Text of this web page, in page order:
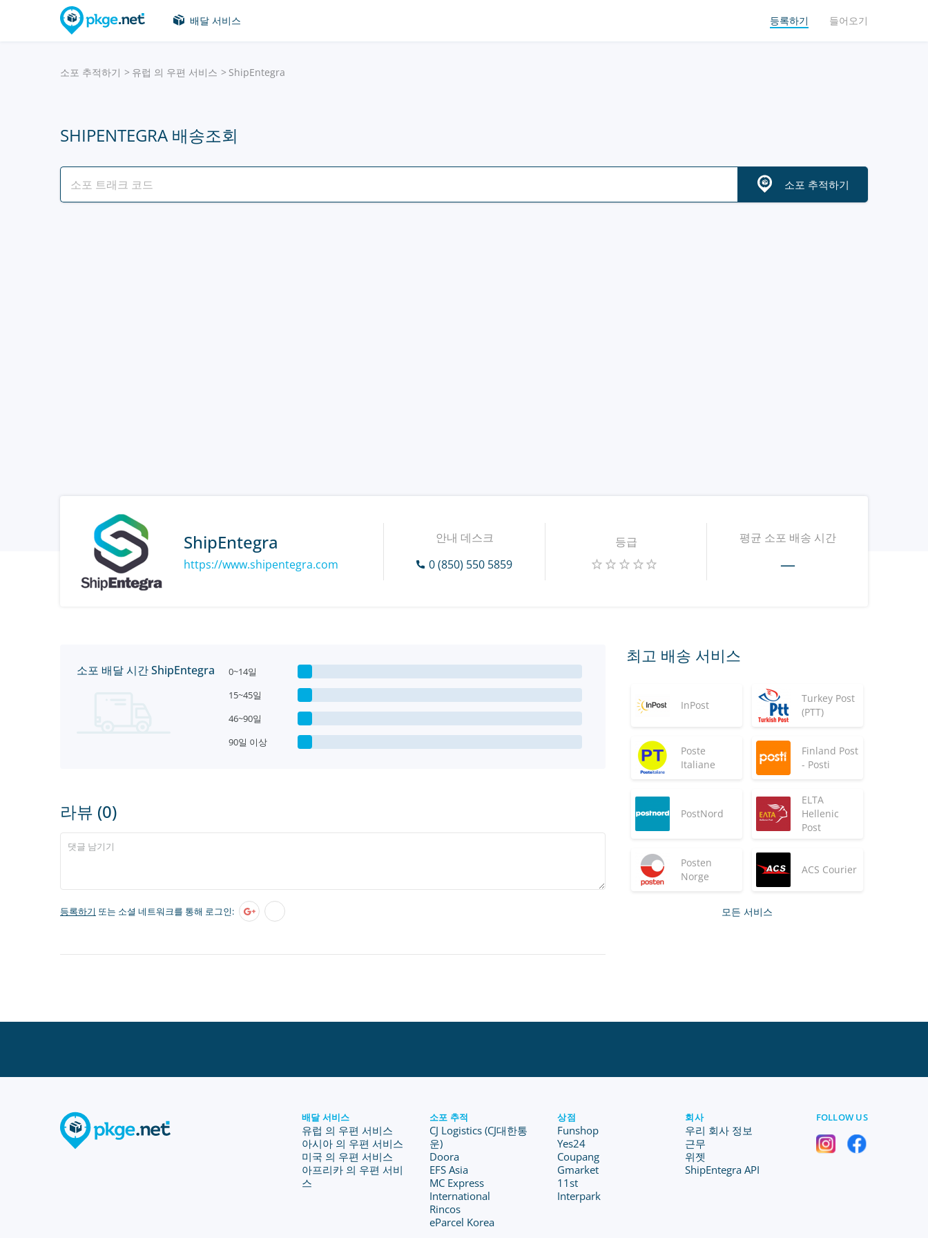
배달 서비스 등록하기 들어오기
소포 추적하기 유럽 의 우편 서비스 ShipEntegra
SHIPENTEGRA 배송조회
소포 추적하기
ShipEntegra
https://www.shipentegra.com
안내 데스크
0 (850) 550 5859
등급 평균 소포 배송 시간
—
소포 배달 시간 ShipEntegra
0~14일
15~45일
46~90일
90일 이상
라뷰 (0)
등록하기 또는 소셜 네트워크를 통해 로그인:
최고 배송 서비스
InPost
Turkey Post
(PTT)
Poste
Italiane
Finland Post
- Posti
PostNord
ELTA
Hellenic
Post
Posten
Norge
ACS Courier
모든 서비스
배달 서비스
유럽 의 우편 서비스
아시아 의 우편 서비스
미국 의 우편 서비스
아프리카 의 우편 서비
스
소포 추적
CJ Logistics (CJ대한통
운)
Doora
EFS Asia
MC Express
International
Rincos
eParcel Korea
상점
Funshop
Yes24
Coupang
Gmarket
11st
Interpark
회사
우리 회사 정보
근무
위젯
ShipEntegra API
FOLLOW US